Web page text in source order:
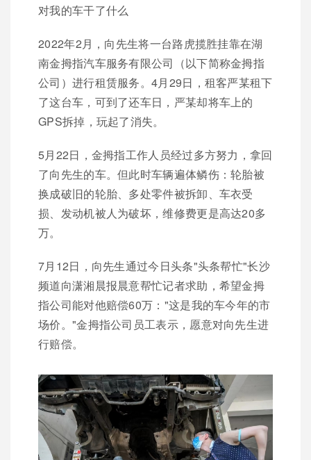
对我的车干了什么
2022年2月，向先生将一台路虎揽胜挂靠在湖
南金拇指汽车服务有限公司（以下简称金拇指
公司）进行租赁服务。4月29日，租客严某租下
了这台车，可到了还车日，严某却将车上的
GPS拆掉，玩起了消失。
5月22日，金拇指工作人员经过多方努力，拿回
了向先生的车。但此时车辆遍体鳞伤：轮胎被
换成破旧的轮胎、多处零件被拆卸、车衣受
损、发动机被人为破坏，维修费更是高达20多
万。
7月12日，向先生通过今日头条"头条帮忙"长沙
频道向潇湘晨报晨意帮忙记者求助，希望金拇
指公司能对他赔偿60万："这是我的车今年的市
场价。"金拇指公司员工表示，愿意对向先生进
行赔偿。